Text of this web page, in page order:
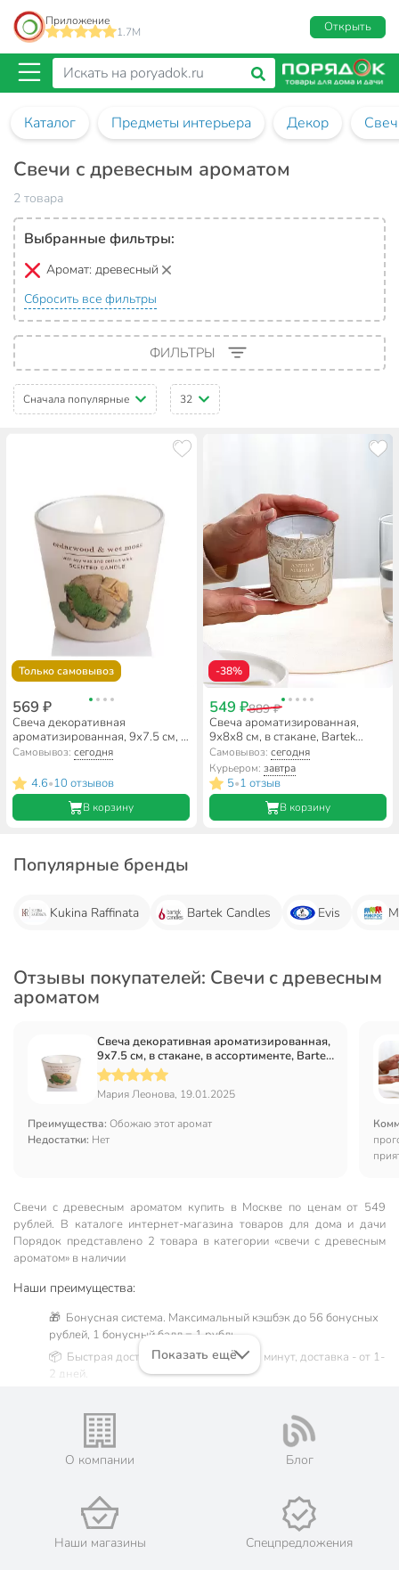
Приложение
1.7M
Открыть
Каталог Предметы интерьера Декор
Свечи с древесным ароматом
2 товара
Выбранные фильтры:
Аромат: древесный
Сбросить все фильтры
ФИЛЬТРЫ
Сначала популярные 32
Только самовывоз
569 ₽
Свеча декоративная
ароматизированная, 9х7.5 см, в
стакане, в ассортименте, Bartek
Самовывоз:сегодня
4.6•10 отзывов
В корзину
-38%
549 ₽889 ₽
Свеча ароматизированная,
9х8х8 см, в стакане, Bartek
Candles, Мрамор золотой и
Антико, 150 гр
Самовывоз: сегодня
Курьером: завтра
5•1 отзыв
В корзину
Популярные бренды
Kukina Raffinata Bartek Candles Evis
Отзывы покупателей: Свечи с древесным
ароматом
Свеча декоративная ароматизированная,
9х7.5 см, в стакане, в ассортименте, Bartek
Candles, Восточное дерево
Мария Леонова, 19.01.2025
Преимущества: Обожаю этот аромат
Недостатки: Нет
Свечи с древесным ароматом купить в Москве по ценам от 549
рублей. В каталоге интернет-магазина товаров для дома и дачи
Порядок представлено 2 товара в категории «свечи с древесным
ароматом» в наличии
Наши преимущества:
🎁 Бонусная система. Максимальный кэшбэк до 56 бонусных
рублей, 1 бонусный балл = 1 рубль.
📦 Быстрая доставка. Самовывоз от 60 минут, доставка - от 1-
2 дней.
Жители Московской области могут сделать заказ и оплатить
его онлайн на официальном сайте сети магазинов Порядок.
💳 Оплата: онлайн на сайте интернет-гипермаркета или
🛍 Скидки, акции, распродажи каждый день!
📜 Только оригинальная продукция. Интернет-гипермаркет
Порядок - официальный представитель ведущих мировых
марок.
Показать ещё
О компании Блог
Наши магазины Спецпредложения